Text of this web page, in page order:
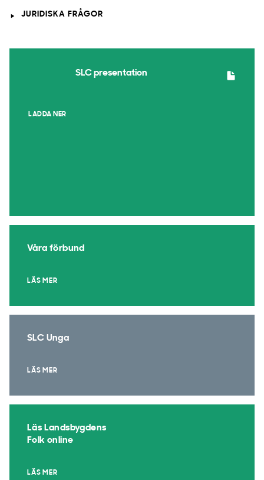
JURIDISKA FRÅGOR
SLC presentation
LADDA NER
Våra förbund
LÄS MER
SLC Unga
LÄS MER
Läs Landsbygdens
Folk online
LÄS MER